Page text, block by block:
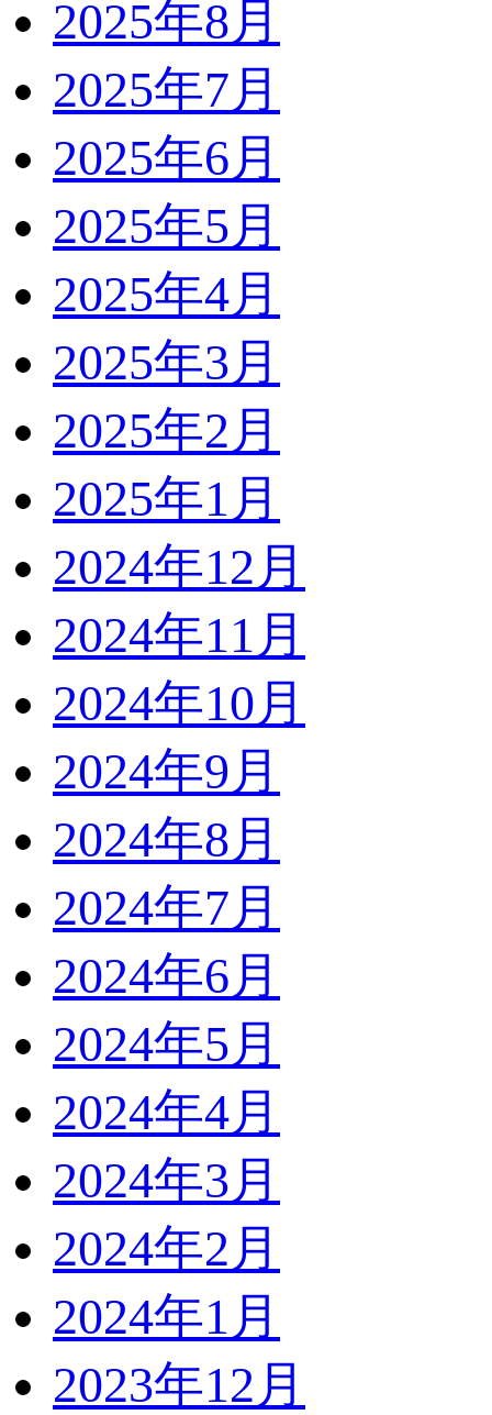
2025年8月
2025年7月
2025年6月
2025年5月
2025年4月
2025年3月
2025年2月
2025年1月
2024年12月
2024年11月
2024年10月
2024年9月
2024年8月
2024年7月
2024年6月
2024年5月
2024年4月
2024年3月
2024年2月
2024年1月
2023年12月